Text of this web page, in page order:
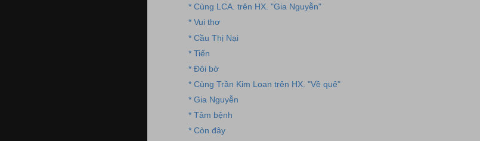
* Cùng LCA. trên HX. "Gia Nguyễn"
* Vui thơ
* Cầu Thị Nại
* Tiến
* Đôi bờ
* Cùng Trần Kim Loan trên HX. "Về quê"
* Gia Nguyễn
* Tâm bệnh
* Còn đây